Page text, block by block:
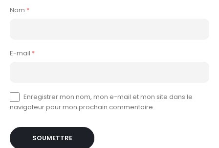
Nom *
E-mail *
Enregistrer mon nom, mon e-mail et mon site dans le
navigateur pour mon prochain commentaire.